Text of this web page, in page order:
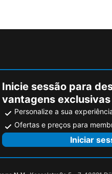
Inicie sessão para
vantagens
Personalize a sua
Ofertas e preços para
Iniciar